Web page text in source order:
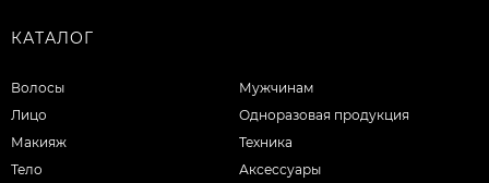
КАТАЛОГ
Волосы
Лицо
Макияж
Тело
Мужчинам
Одноразовая продукция
Техника
Аксессуары